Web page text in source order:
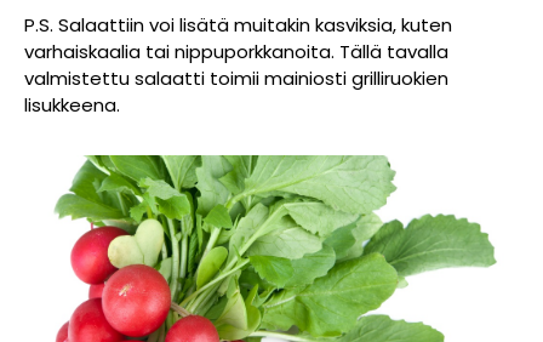
P.S. Salaattiin voi lisätä muitakin kasviksia, kuten
varhaiskaalia tai nippuporkkanoita. Tällä tavalla
valmistettu salaatti toimii mainiosti grilliruokien
lisukkeena.